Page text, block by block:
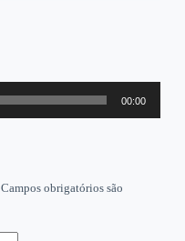
00:00
Campos obrigatórios são